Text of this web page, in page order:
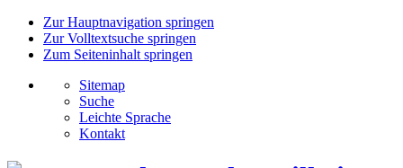
Zur Hauptnavigation springen
Zur Volltextsuche springen
Zum Seiteninhalt springen
Sitemap
Suche
Leichte Sprache
Kontakt